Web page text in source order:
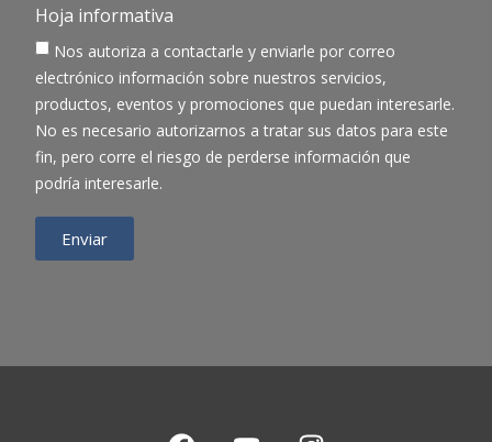
Hoja informativa
Nos autoriza a contactarle y enviarle por correo
electrónico información sobre nuestros servicios,
productos, eventos y promociones que puedan interesarle.
No es necesario autorizarnos a tratar sus datos para este
fin, pero corre el riesgo de perderse información que
podría interesarle.
Enviar